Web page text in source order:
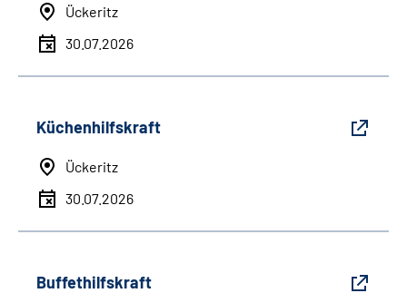
Ückeritz
30.07.2026
Küchenhilfskraft
Ückeritz
30.07.2026
Buffethilfskraft